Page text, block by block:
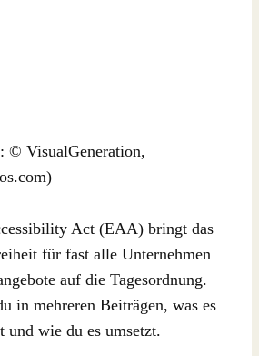
© VisualGeneration,
Act (EAA) bringt das
für fast alle Unternehmen
auf die Tagesordnung.
in mehreren Beiträgen, was es
und wie du es umsetzt.